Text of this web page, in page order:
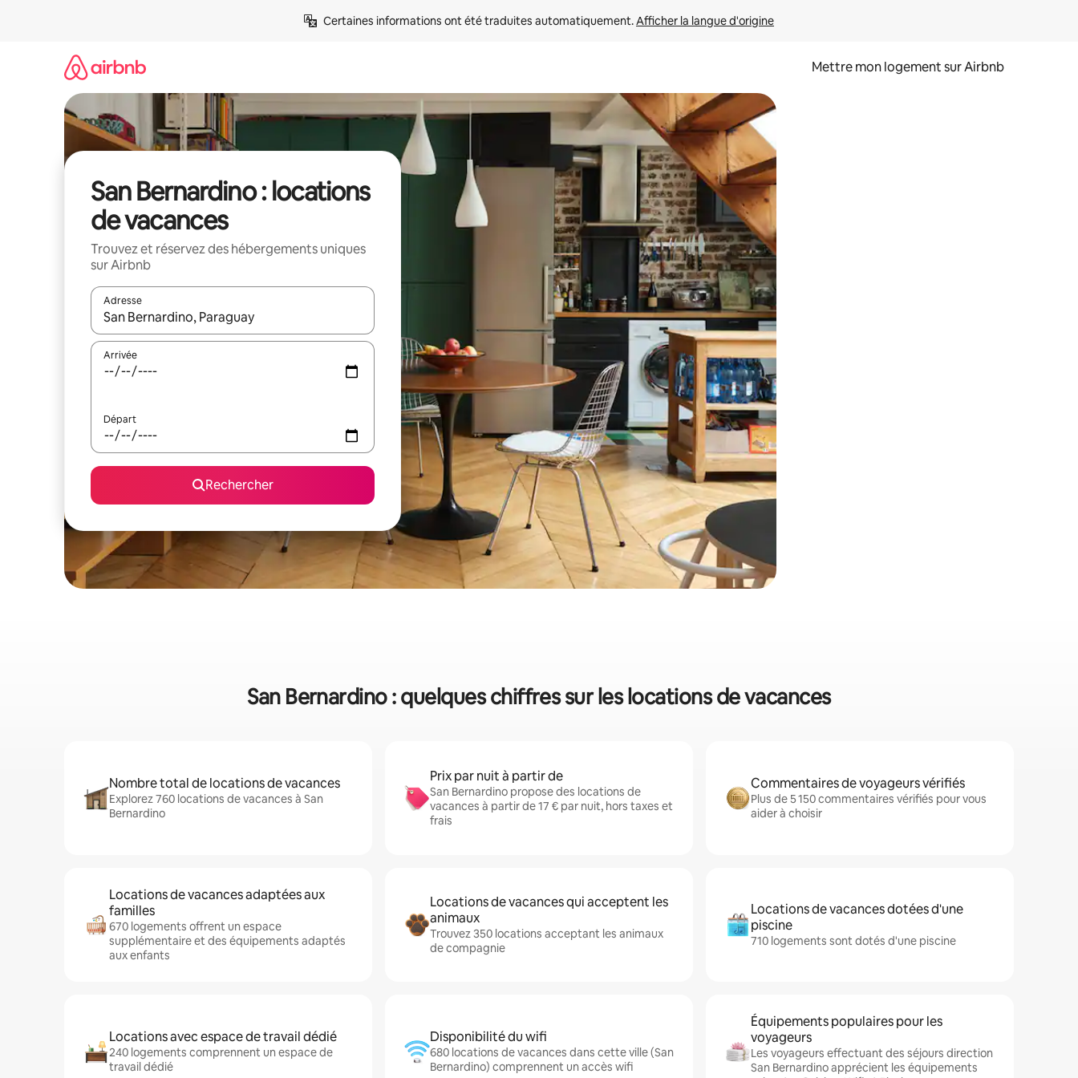
Certaines informations ont été traduites automatiquement. Afficher la langue d'origine
Mettre mon logement sur Airbnb
San Bernardino : locations
de vacances
Trouvez et réservez des hébergements uniques
sur Airbnb
Adresse
Lorsque les résultats s'affichent, utilisez les flèches vers le haut et vers le bas pour les parcourir ou en appuyant et en faisant glisser.
Arrivée
Départ
Rechercher
San Bernardino : quelques chiffres sur les locations de vacances
Nombre total de locations de vacances
Explorez 760 locations de vacances à San
Bernardino
Prix par nuit à partir de
San Bernardino propose des locations de
vacances à partir de 17 € par nuit, hors taxes et
frais
Commentaires de voyageurs vérifiés
Plus de 5 150 commentaires vérifiés pour vous
aider à choisir
Locations de vacances adaptées aux
familles
670 logements offrent un espace
supplémentaire et des équipements adaptés
aux enfants
Locations de vacances qui acceptent les
animaux
Trouvez 350 locations acceptant les animaux
de compagnie
Locations de vacances dotées d'une
piscine
710 logements sont dotés d'une piscine
Locations avec espace de travail dédié
240 logements comprennent un espace de
travail dédié
Disponibilité du wifi
680 locations de vacances dans cette ville (San
Bernardino) comprennent un accès wifi
Équipements populaires pour les
voyageurs
Les voyageurs effectuant des séjours direction
San Bernardino apprécient les équipements